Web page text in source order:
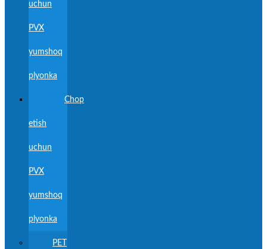
uchun
PVX
yumshoq
plyonka
Chop
etish
uchun
PVX
yumshoq
plyonka
PET